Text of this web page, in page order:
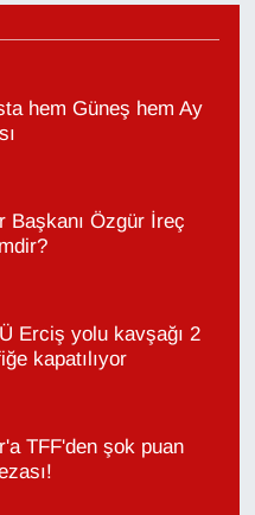
hem Güneş hem Ay
Başkanı Özgür İreç
Erciş yolu kavşağı 2
kapatılıyor
TFF'den şok puan